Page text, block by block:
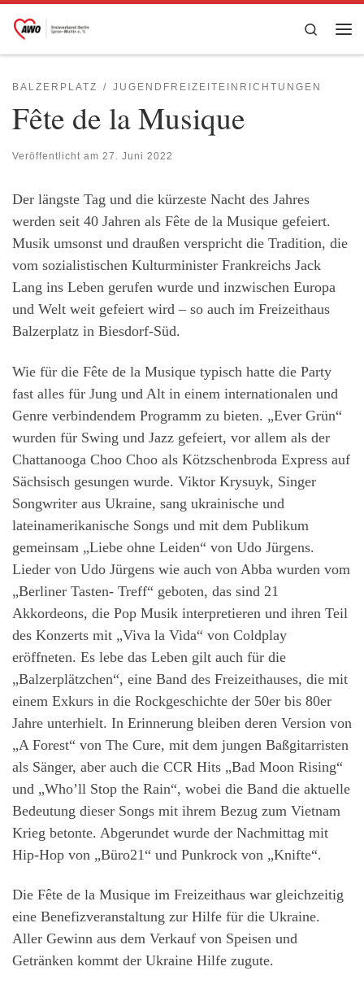
Zum Inhalt springen
Search
BALZERPLATZ JUGENDFREIZEITEINRICHTUNGEN
Fête de la Musique
Veröffentlicht am 27. Juni 2022
Der längste Tag und die kürzeste Nacht des Jahres
werden seit 40 Jahren als Fête de la Musique gefeiert.
Musik umsonst und draußen verspricht die Tradition, die
vom sozialistischen Kulturminister Frankreichs Jack
Lang ins Leben gerufen wurde und inzwischen Europa
und Welt weit gefeiert wird – so auch im Freizeithaus
Balzerplatz in Biesdorf-Süd.
Wie für die Fête de la Musique typisch hatte die Party
fast alles für Jung und Alt in einem internationalen und
Genre verbindendem Programm zu bieten. „Ever Grün“
wurden für Swing und Jazz gefeiert, vor allem als der
Chattanooga Choo Choo als Kötzschenbroda Express auf
Sächsisch gesungen wurde. Viktor Krysuyk, Singer
Songwriter aus Ukraine, sang ukrainische und
lateinamerikanische Songs und mit dem Publikum
gemeinsam „Liebe ohne Leiden“ von Udo Jürgens.
Lieder von Udo Jürgens wie auch von Abba wurden vom
„Berliner Tasten- Treff“ geboten, das sind 21
Akkordeons, die Pop Musik interpretieren und ihren Teil
des Konzerts mit „Viva la Vida“ von Coldplay
eröffneten. Es lebe das Leben gilt auch für die
„Balzerplätzchen“, eine Band des Freizeithauses, die mit
einem Exkurs in die Rockgeschichte der 50er bis 80er
Jahre unterhielt. In Erinnerung bleiben deren Version von
„A Forest“ von The Cure, mit dem jungen Baßgitarristen
als Sänger, aber auch die CCR Hits „Bad Moon Rising“
und „Who’ll Stop the Rain“, wobei die Band die aktuelle
Bedeutung dieser Songs mit ihrem Bezug zum Vietnam
Krieg betonte. Abgerundet wurde der Nachmittag mit
Hip-Hop von „Büro21“ und Punkrock von „Knifte“.
Die Fête de la Musique im Freizeithaus war gleichzeitig
eine Benefizveranstaltung zur Hilfe für die Ukraine.
Aller Gewinn aus dem Verkauf von Speisen und
Getränken kommt der Ukraine Hilfe zugute.